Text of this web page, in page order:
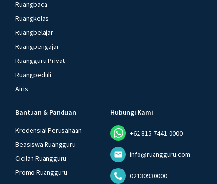
Ruangbaca
Ruangkelas
Ruangbelajar
Ruangpengajar
Ruangguru Privat
Ruangpeduli
Airis
Bantuan & Panduan
Kredensial Perusahaan
Beasiswa Ruangguru
Cicilan Ruangguru
Promo Ruangguru
Hubungi Kami
+62 815-7441-0000
info@ruangguru.com
02130930000